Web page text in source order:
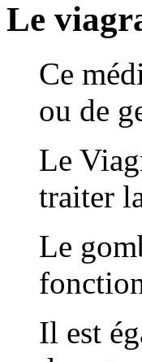
Le
Ce
ou de
Le
traiter
Le
Il est